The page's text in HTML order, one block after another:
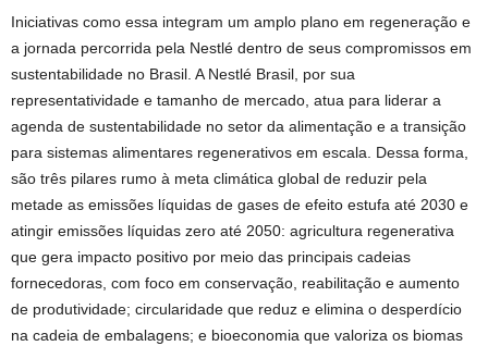
Iniciativas como essa integram um amplo plano em regeneração e
a jornada percorrida pela Nestlé dentro de seus compromissos em
sustentabilidade no Brasil. A Nestlé Brasil, por sua
representatividade e tamanho de mercado, atua para liderar a
agenda de sustentabilidade no setor da alimentação e a transição
para sistemas alimentares regenerativos em escala. Dessa forma,
são três pilares rumo à meta climática global de reduzir pela
metade as emissões líquidas de gases de efeito estufa até 2030 e
atingir emissões líquidas zero até 2050: agricultura regenerativa
que gera impacto positivo por meio das principais cadeias
fornecedoras, com foco em conservação, reabilitação e aumento
de produtividade; circularidade que reduz e elimina o desperdício
na cadeia de embalagens; e bioeconomia que valoriza os biomas